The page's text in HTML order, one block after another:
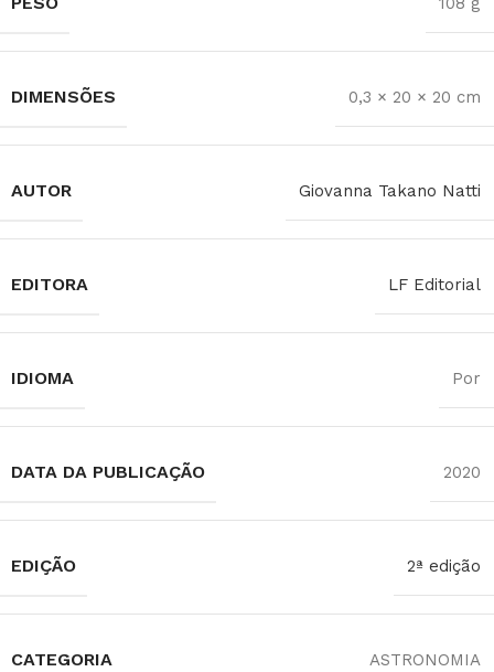
DIMENSÕES 0,3 × 20 × 20 cm
AUTOR Giovanna Takano Natti
EDITORA LF Editorial
IDIOMA Por
DATA DA PUBLICAÇÃO 2020
EDIÇÃO 2ª edição
CATEGORIA ASTRONOMIA